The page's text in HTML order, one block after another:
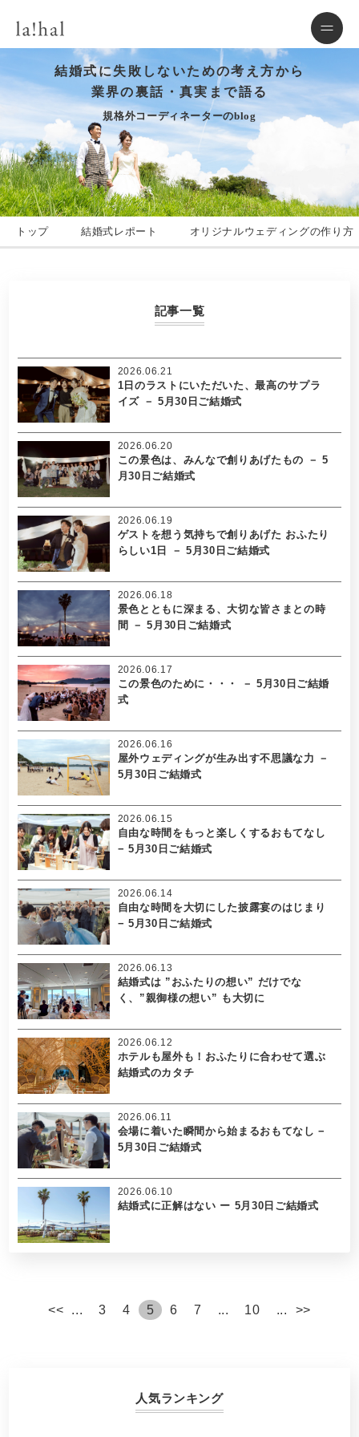
結婚式に失敗しないための考え方から
業界の裏話・真実まで語る
規格外コーディネーターのblog
トップ 結婚式レポート オリジナルウェディングの作り方
記事一覧
1日のラストにいただいた、最高のサプラ
イズ － 5月30日ご結婚式
2026.06.21
この景色は、みんなで創りあげたもの － 5
月30日ご結婚式
2026.06.20
ゲストを想う気持ちで創りあげた おふたり
らしい1日 － 5月30日ご結婚式
2026.06.19
景色とともに深まる、大切な皆さまとの時
間 － 5月30日ご結婚式
2026.06.18
この景色のために・・・ － 5月30日ご結婚
式
2026.06.17
屋外ウェディングが生み出す不思議な力 －
5月30日ご結婚式
2026.06.16
自由な時間をもっと楽しくするおもてなし
− 5月30日ご結婚式
2026.06.15
自由な時間を大切にした披露宴のはじまり
− 5月30日ご結婚式
2026.06.14
結婚式は ”おふたりの想い” だけでな
く、”親御様の想い” も大切に
2026.06.13
ホテルも屋外も！おふたりに合わせて選ぶ
結婚式のカタチ
2026.06.12
会場に着いた瞬間から始まるおもてなし −
5月30日ご結婚式
2026.06.11
結婚式に正解はない ー 5月30日ご結婚式
2026.06.10
<< ... 3 4 5 6 7 ... 10 ... >>
人気ランキング